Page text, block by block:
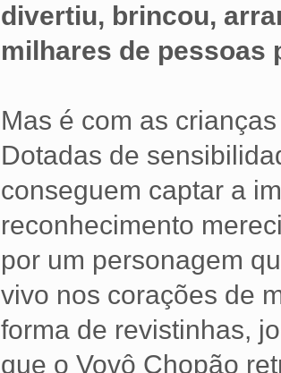
divertiu, brincou,
milhares de pessoas
Mas é com as
Dotadas de
conseguem captar a
reconhecimento
por um personagem
vivo nos corações de
forma de revistinhas,
que o Vovô Chopão